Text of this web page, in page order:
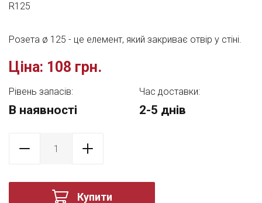
R125
Розета ø 125 - це елемент, який закриває отвір у стіні.
Ціна: 108 грн.
Рівень запасів:
В наявності
Час доставки:
2-5 днів
Купити